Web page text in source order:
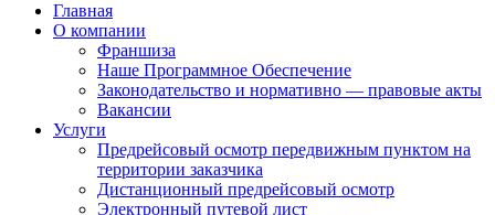
Главная
О компании
Франшиза
Наше Программное Обеспечение
Законодательство и нормативно — правовые акты
Вакансии
Услуги
Предрейсовый осмотр передвижным пунктом на
территории заказчика
Дистанционный предрейсовый осмотр
Электронный путевой лист